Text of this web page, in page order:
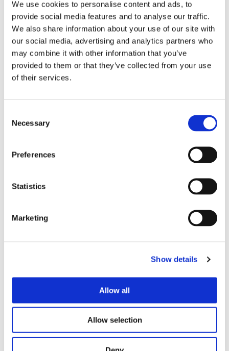
We use cookies to personalise content and ads, to
provide social media features and to analyse our traffic.
We also share information about your use of our site with
our social media, advertising and analytics partners who
may combine it with other information that you’ve
provided to them or that they’ve collected from your use
of their services.
Selection
Necessary
Preferences
Statistics
Marketing
Show details
Allow all
Allow selection
hur du ska agera och hur du förbereder dig inför nästa
elavbrott.
Artikel
4 MINUTERS LÄSNING
Många undrar om de ska välja ett elavtal med fast eller
skillnaden på avtalen.
laddad,
1–
Elförbrukning och eltips